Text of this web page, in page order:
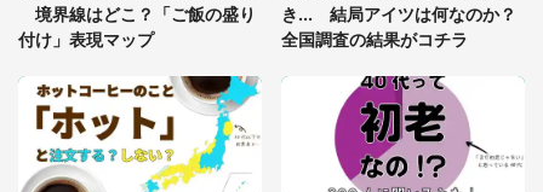
「○○がない街に住んでいます」住人の呟きに30万
人驚がく 何が存在しないか、あなたはわかる？
「修学旅行に途中参加する娘を送って行ったら、真
境界線はどこ？「ご飯の盛り
付け」表現マップ
き... 結局アイツは何なのか？
全国調査の結果がコチラ